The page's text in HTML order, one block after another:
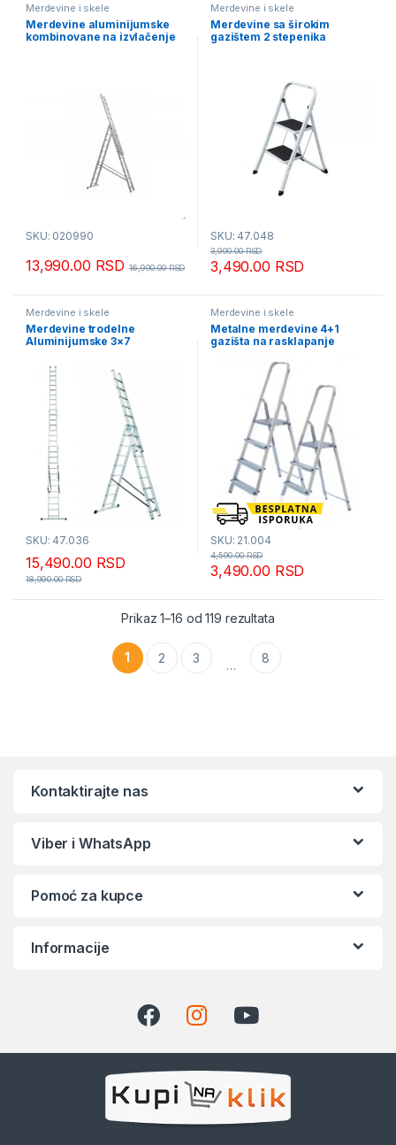
Merdevine i skele
Merdevine aluminijumske
kombinovane na izvlačenje
SKU: 020990
13,990.00 RSD 16,990.00RSD
Merdevine i skele
Merdevine sa širokim
gazištem 2 stepenika
SKU: 47.048
3,490.00 RSD
3,990.00RSD
Merdevine i skele
Merdevine trodelne
Aluminijumske 3×7
SKU: 47.036
15,490.00 RSD
18,990.00RSD
Merdevine i skele
Metalne merdevine 4+1
gazišta na rasklapanje
SKU: 21.004
3,490.00 RSD
4,590.00RSD
Prikaz 1–16 od 119 rezultataSortirano po
1 2 3 … 8
Kontaktirajte nas
Viber i WhatsApp
Pomoć za kupce
Informacije